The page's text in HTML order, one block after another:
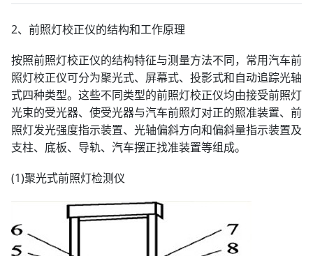
2、前照灯校正仪的结构和工作原理
按照前照灯校正仪的结构特征与测量方法不同，常用汽车前
照灯校正仪可分为聚光式、屏幕式、投影式和自动追踪光轴
式四种类型。这些不同类型的前照灯校正仪均由接受前照灯
光束的受光器、使受光器与汽车前照灯对正的照准装置、前
照灯发光强度指示装置、光轴偏斜方向和偏斜量指示装置及
支柱、底板、导轨、汽车摆正找准装置等组成。
(1)聚光式前照灯检测仪